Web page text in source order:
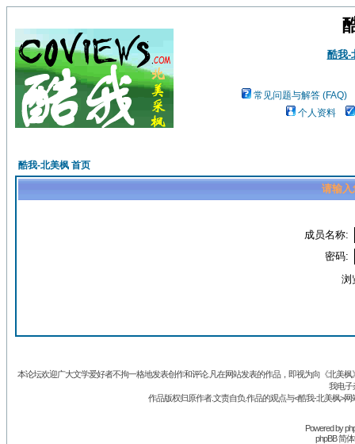
酷我-
常见问题与解答 (FAQ)
个人资料
酷我-北美枫 首页
请输入
成员名称:
密码:
浏
本论坛欢迎广大文学爱好者不拘一格地发表创作和评论.凡在网站发表的作品，即视为向《北美
我电子
作品版权归原作者.文责自负.作品的观点与<酷我-北美枫>
Powered by
phpBB 简